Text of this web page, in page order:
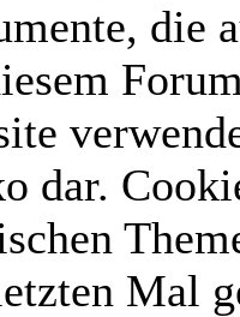
die
dar.
Mal